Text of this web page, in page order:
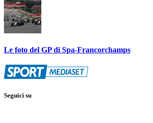
Le foto del GP di Spa-Francorchamps
Seguici su